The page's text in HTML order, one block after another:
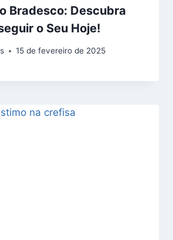
Bradesco: Descubra
o Seu Hoje!
15 de fevereiro de 2025